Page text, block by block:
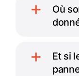
Où
Et si